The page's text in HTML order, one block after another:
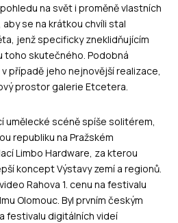
na svět i proměně vlastních
se na krátkou chvíli stal
jenž specificky zneklidňujícím
toho skutečného. Podobná
případě jeho nejnovější realizace,
prostor galerie Etcetera.
umělecké scéně spíše solitérem,
republiku na Pražském
Limbo Hardware, za kterou
koncept Výstavy zemí a regionů.
Rahova 1. cenu na festivalu
Olomouc. Byl prvním českým
festivalu digitálních videí